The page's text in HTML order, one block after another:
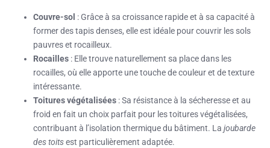
Couvre-sol : Grâce à sa croissance rapide et à sa capacité à
former des tapis denses, elle est idéale pour couvrir les sols
pauvres et rocailleux.
Rocailles : Elle trouve naturellement sa place dans les
rocailles, où elle apporte une touche de couleur et de texture
intéressante.
Toitures végétalisées : Sa résistance à la sécheresse et au
froid en fait un choix parfait pour les toitures végétalisées,
contribuant à l’isolation thermique du bâtiment. La joubarde
des toitsest particulièrement adaptée.